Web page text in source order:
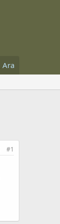
Ara
#1